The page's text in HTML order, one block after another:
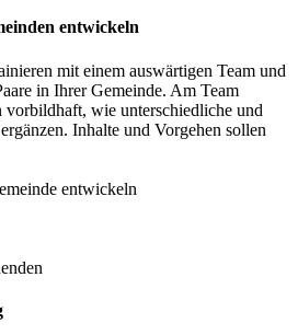
entwickeln
mit einem auswärtigen Team und
in Ihrer Gemeinde. Am Team
vorbildhaft, wie unterschiedliche und
Inhalte und Vorgehen sollen
entwickeln